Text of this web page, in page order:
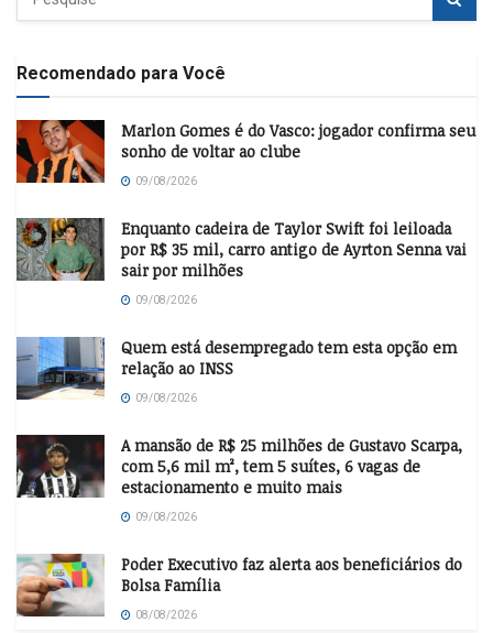
Recomendado para Você
Marlon Gomes é do Vasco: jogador confirma seu
sonho de voltar ao clube
09/08/2026
Enquanto cadeira de Taylor Swift foi leiloada
por R$ 35 mil, carro antigo de Ayrton Senna vai
sair por milhões
09/08/2026
Quem está desempregado tem esta opção em
relação ao INSS
09/08/2026
A mansão de R$ 25 milhões de Gustavo Scarpa,
com 5,6 mil m², tem 5 suítes, 6 vagas de
estacionamento e muito mais
09/08/2026
Poder Executivo faz alerta aos beneficiários do
Bolsa Família
08/08/2026